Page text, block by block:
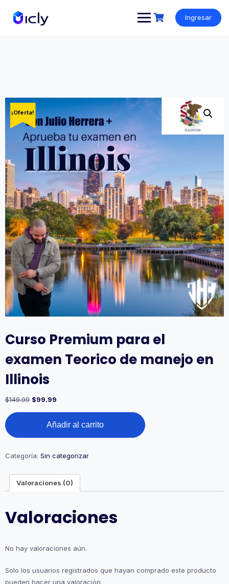
Ingresar
¡Oferta!
Curso Premium para el
examen Teorico de manejo en
Illinois
$149.99 $99.99
Añadir al carrito
Categoría: Sin categorizar
Valoraciones (0)
Valoraciones
No hay valoraciones aún.
Solo los usuarios registrados que hayan comprado este producto
pueden hacer una valoración.